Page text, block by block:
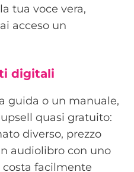
tua voce vera,
acceso un
digitali
guida o un manuale,
quasi gratuito:
diverso, prezzo
audiolibro con uno
costa facilmente